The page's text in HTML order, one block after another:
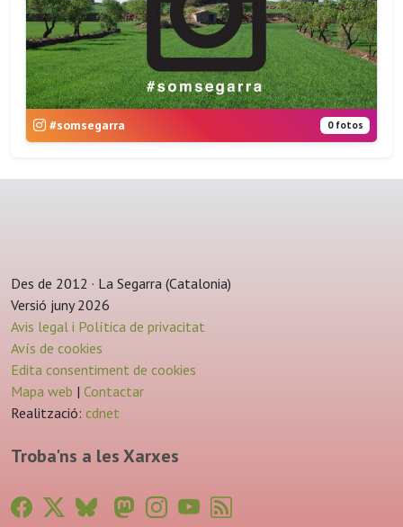
#somsegarra 0 fotos
Des de 2012 · La Segarra (Catalonia)
Versió juny 2026
Avis legal i Política de privacitat
Avís de cookies
Edita consentiment de cookies
Mapa web | Contactar
Realització: cdnet
Troba'ns a les Xarxes